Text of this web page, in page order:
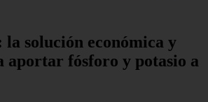
la solución económica y
aportar fósforo y potasio a